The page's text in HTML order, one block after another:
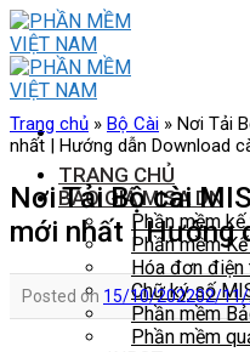
Skip
to
content
TRANG CHỦ
BÁO GIÁ MISA DN
Phần mềm
Phần mềm
Hóa đơn
Chữ ký số
Phần mềm
Phần mềm
Trang chủ » Bộ Cài » Nơi Tải
nhất | Hướng dẫn Download
Nơi Tải Bộ cài
mới nhất | Hướng
Posted on 15/10/202202/